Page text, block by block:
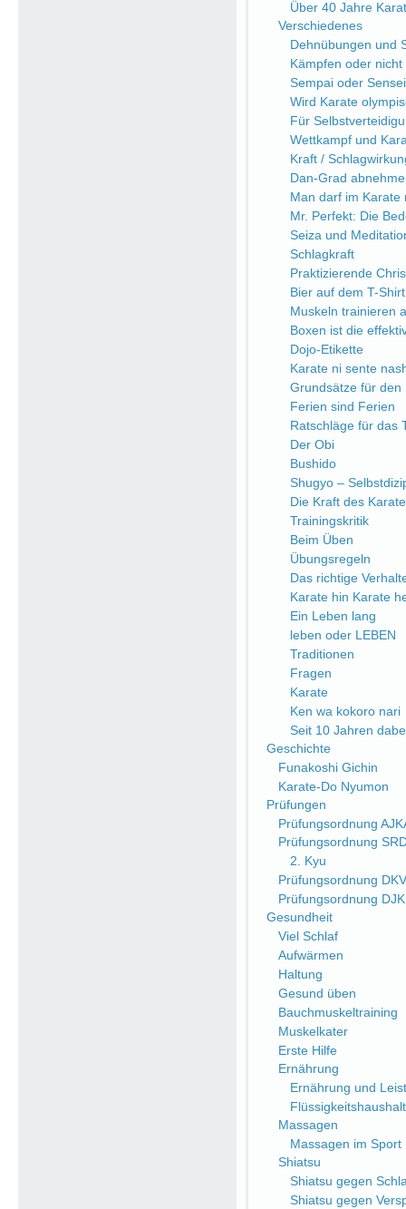
Über 40 Jahre
Verschiedenes
Dehnübungen und
Kämpfen oder
Sempai oder Sensei
Wird Karate
Für
Wettkampf und
Kraft /
Dan-Grad
Man darf im Karate
Mr. Perfekt: Die
Seiza und
Schlagkraft
Praktizierende
Bier auf dem T-Shirt
Muskeln trainieren
Boxen ist die
Dojo-Etikette
Karate ni sente
Grundsätze für den
Ferien sind Ferien
Ratschläge für das
Der Obi
Bushido
Shugyo –
Die Kraft des Karate
Trainingskritik
Beim Üben
Übungsregeln
Das richtige
Karate hin Karate
Ein Leben lang
leben oder LEBEN
Traditionen
Fragen
Karate
Ken wa kokoro nari
Seit 10 Jahren
Geschichte
Funakoshi Gichin
Karate-Do Nyumon
Prüfungen
Prüfungsordnung
Prüfungsordnung
2. Kyu
Prüfungsordnung DKV
Prüfungsordnung
Gesundheit
Viel Schlaf
Aufwärmen
Haltung
Gesund üben
Bauchmuskeltraining
Muskelkater
Erste Hilfe
Ernährung
Ernährung und
Flüssigkeitshaushalt
Massagen
Massagen im Sport
Shiatsu
Shiatsu gegen
Shiatsu gegen